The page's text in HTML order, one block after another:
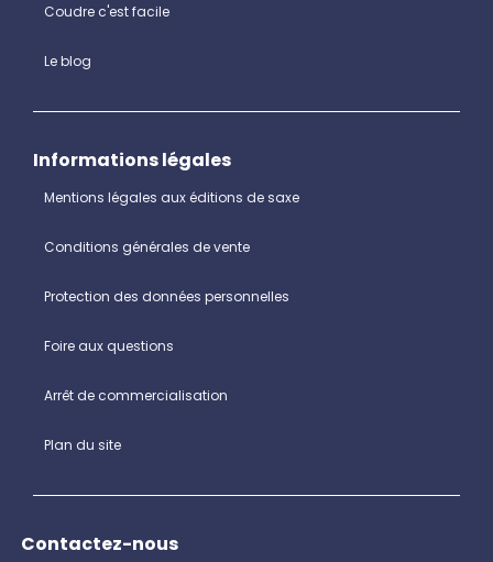
Coudre c'est facile
Le blog
Informations légales
Mentions légales aux éditions de saxe
Conditions générales de vente
Protection des données personnelles
Foire aux questions
Arrêt de commercialisation
Plan du site
Contactez-nous